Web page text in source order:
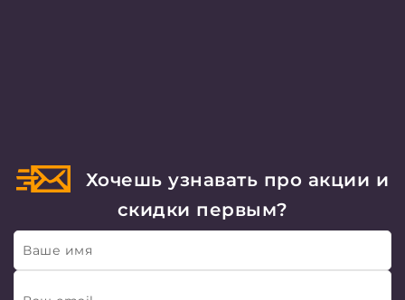
Хочешь узнавать про акции и
скидки первым?
Ваше имя